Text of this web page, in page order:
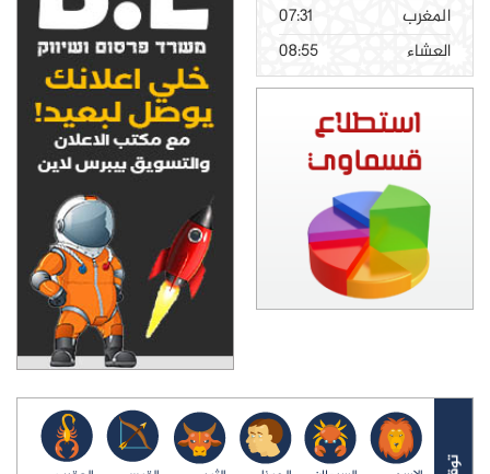
المغرب
07:31
العشاء
08:55